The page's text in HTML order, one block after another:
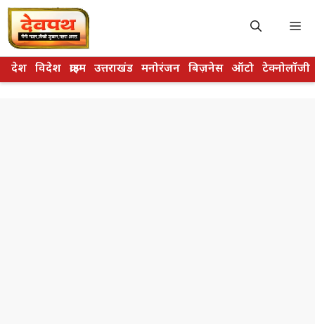
Skip
to
content
देश विदेश क्राइम उत्तराखंड मनोरंजन बिज़नेस ऑटो टेक्नोलॉजी